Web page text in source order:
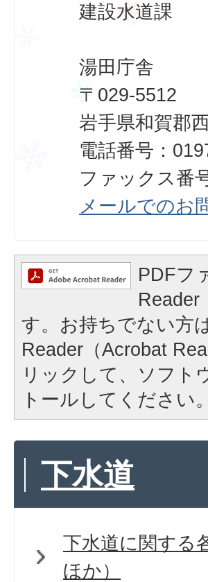
建設水道課
湯田庁舎
〒029-5512
岩手県和賀郡
電話番号：
ファックス番
メールでのお
PDFフ
Reader
す。お持ちでない方
Reader（Acrobat
リックして、ソフト
トールしてください。
下水道
下水道に関する
ほか）